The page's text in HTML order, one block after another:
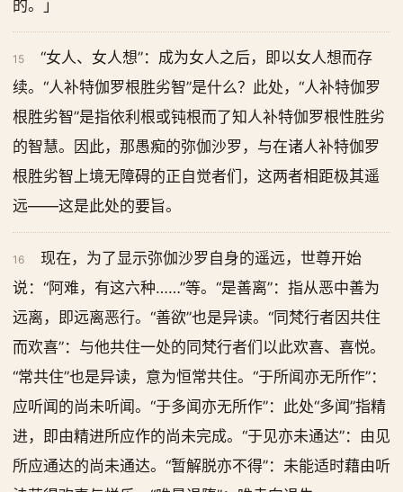
的。」
15
“女人、女人想”：成为女人之后，即以女人想而存
续。“人补特伽罗根胜劣智”是什么？此处，“人补特伽罗
根胜劣智”是指依利根或钝根而了知人补特伽罗根性胜劣
的智慧。因此，那愚痴的弥伽沙罗，与在诸人补特伽罗
根胜劣智上境无障碍的正自觉者们，这两者相距极其遥
远——这是此处的要旨。
16
现在，为了显示弥伽沙罗自身的遥远，世尊开始
说：“阿难，有这六种……”等。“是善离”：指从恶中善为
远离，即远离恶行。“善欲”也是异读。“同梵行者因共住
而欢喜”：与他共住一处的同梵行者们以此欢喜、喜悦。
“常共住”也是异读，意为恒常共住。“于所闻亦无所作”：
应听闻的尚未听闻。“于多闻亦无所作”：此处“多闻”指精
进，即由精进所应作的尚未完成。“于见亦未通达”：由见
所应通达的尚未通达。“暂解脱亦不得”：未能适时藉由听